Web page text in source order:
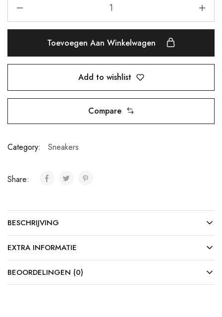
Toevoegen Aan Winkelwagen
Add to wishlist
Compare
Category: Sneakers
Share:
BESCHRIJVING
EXTRA INFORMATIE
BEOORDELINGEN (0)